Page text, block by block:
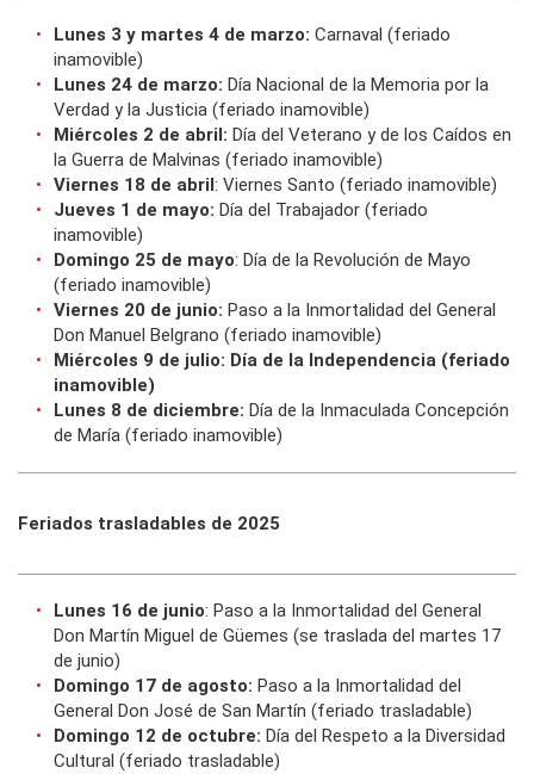
Lunes 3 y martes 4 de marzo: Carnaval (feriado
inamovible)
Lunes 24 de marzo: Día Nacional de la Memoria por la
Verdad y la Justicia (feriado inamovible)
Miércoles 2 de abril: Día del Veterano y de los Caídos en
la Guerra de Malvinas (feriado inamovible)
Viernes 18 de abril : Viernes Santo (feriado inamovible)
Jueves 1 de mayo: Día del Trabajador (feriado
inamovible)
Domingo 25 de mayo: Día de la Revolución de Mayo
(feriado inamovible)
Viernes 20 de junio: Paso a la Inmortalidad del General
Don Manuel Belgrano (feriado inamovible)
Miércoles 9 de julio: Día de la Independencia (feriado
inamovible)
Lunes 8 de diciembre: Día de la Inmaculada Concepción
de María (feriado inamovible)
Feriados trasladables de 2025
Lunes 16 de junio: Paso a la Inmortalidad del General
Don Martín Miguel de Güemes (se traslada del martes 17
de junio)
Domingo 17 de agosto: Paso a la Inmortalidad del
General Don José de San Martín (feriado trasladable)
Domingo 12 de octubre: Día del Respeto a la Diversidad
Cultural (feriado trasladable)